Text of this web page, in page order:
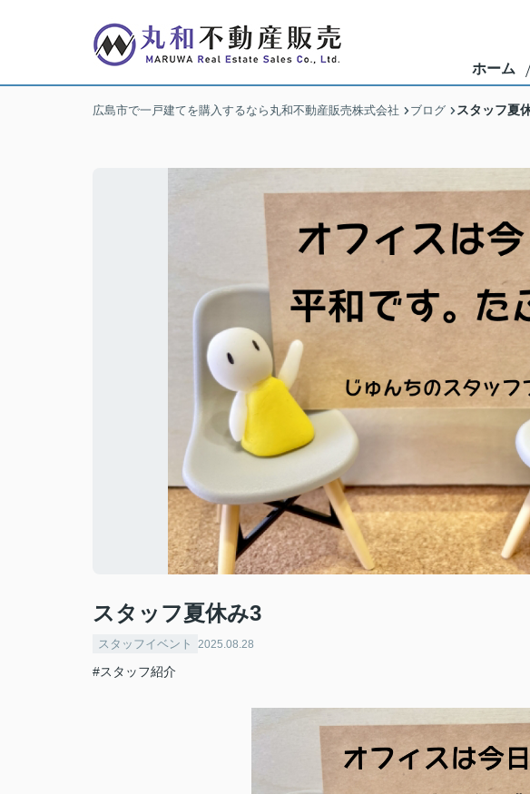
ホーム
広島市で一戸建てを購入するなら丸和不動産販売株式会社 ブログ スタッフ夏
スタッフ夏休み3
スタッフイベント 2025.08.28
#スタッフ紹介